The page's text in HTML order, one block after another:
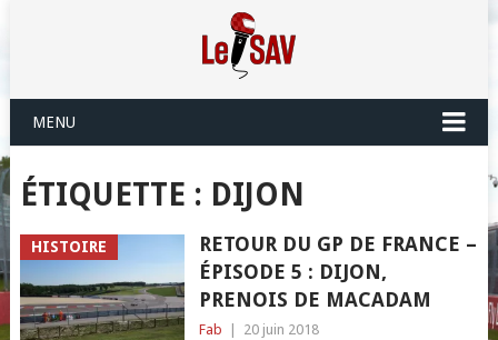
MENU
ÉTIQUETTE : DIJON
HISTOIRE
RETOUR DU GP DE FRANCE –
ÉPISODE 5 : DIJON,
PRENOIS DE MACADAM
Fab 20 juin 2018